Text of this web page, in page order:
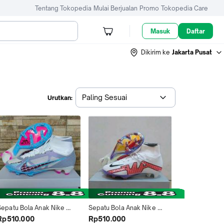
Tentang Tokopedia Mulai Berjualan Promo Tokopedia Care
Masuk Daftar
Dikirim ke Jakarta Pusat
Urutkan: Paling Sesuai
Bola Anak Nike
Elite Putih Biru
Sepatu Bola Anak Nike
Superfly9 Elite Putih Merah
Rp510.000